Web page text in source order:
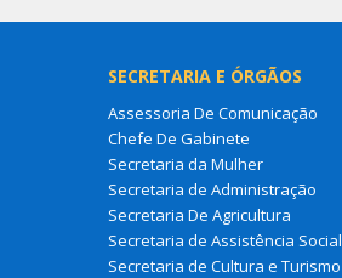
SECRETARIA E ÓRGÃOS
Assessoria De Comunicação
Chefe De Gabinete
Secretaria da Mulher
Secretaria de Administração
Secretaria De Agricultura
Secretaria de Assistência Social
Secretaria de Cultura e Turismo